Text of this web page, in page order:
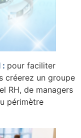
: pour faciliter
créerez un groupe
RH, de managers
périmètre